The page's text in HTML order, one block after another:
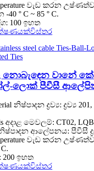
වැඩ කරන
40 ° C ~ 85 ° C.
100 ඉහත
විස්තර
නොබැඳෙන වානේ
ලොක් පීවීසී ආලේපිත
නිෂ්පාදන ද්‍රව්‍ය: ද්‍රව්‍ය 201,
අදාළ මෙවලම්: CT02,
ආලේපනය: පීවීසී
වැඩ කරන
200 ඉහත
විස්තර